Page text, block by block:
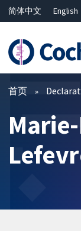
简体中文 English
ไทย
繁體中文
过滤
首页